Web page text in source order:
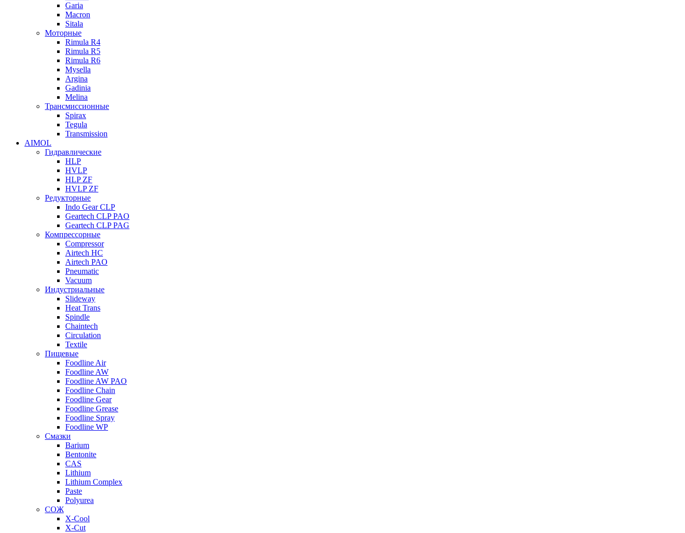
Garia
Macron
Sitala
Моторные
Rimula R4
Rimula R5
Rimula R6
Mysella
Argina
Gadinia
Melina
Трансмиссионные
Spirax
Tegula
Transmission
AIMOL
Гидравлические
HLP
HVLP
HLP ZF
HVLP ZF
Редукторные
Indo Gear CLP
Geartech CLP PAO
Geartech CLP PAG
Компрессорные
Compressor
Airtech HC
Airtech PAO
Pneumatic
Vacuum
Индустриальные
Slideway
Heat Trans
Spindle
Chaintech
Circulation
Textile
Пищевые
Foodline Air
Foodline AW
Foodline AW PAO
Foodline Chain
Foodline Gear
Foodline Grease
Foodline Spray
Foodline WP
Смазки
Barium
Bentonite
CAS
Lithium
Lithium Complex
Paste
Polyurea
СОЖ
X-Cool
X-Cut